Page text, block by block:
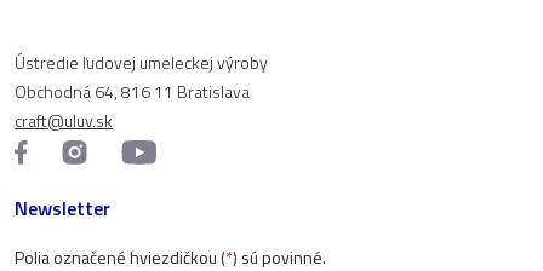
Ústredie ľudovej umeleckej výroby
Obchodná 64, 816 11 Bratislava
craft@uluv.sk
Newsletter
Polia označené hviezdičkou (*) sú povinné.